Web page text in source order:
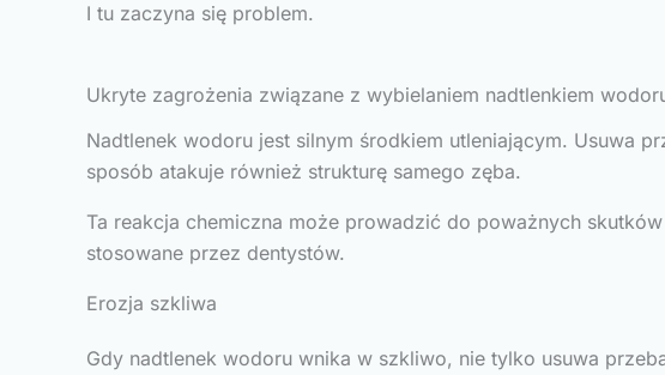
I tu zaczyna się problem.
Ukryte zagrożenia związane z wybielaniem nadtlenkiem
Nadtlenek wodoru jest silnym środkiem utleniającym. Usuwa
sposób atakuje również strukturę samego zęba.
Ta reakcja chemiczna może prowadzić do poważnych
stosowane przez dentystów.
Erozja szkliwa
Gdy nadtlenek wodoru wnika w szkliwo, nie tylko usuwa